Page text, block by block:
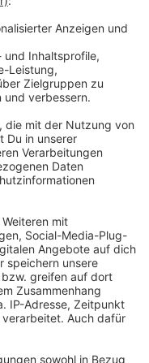
um 6.53 und
Fahrt um 7.13
Fahrt um
Fahrt um
Gymnasium: Fahrt
um 7.21 Uhr)
Fahrt um 7.20